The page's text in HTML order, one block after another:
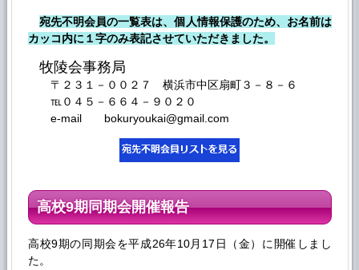
宛先不明会員の一覧表は、個人情報保護のため、お名前は
カッコ内に１字のみ表記させていただきました。
牧陵会事務局
〒２３１－００２７ 横浜市中区扇町３－８－６
℡０４５－６６４－９０２０
e-mail bokuryoukai@gmail.com
高校9期同期会開催報告
高校9期の同期会を平成26年10月17日（金）に開催しまし
た。